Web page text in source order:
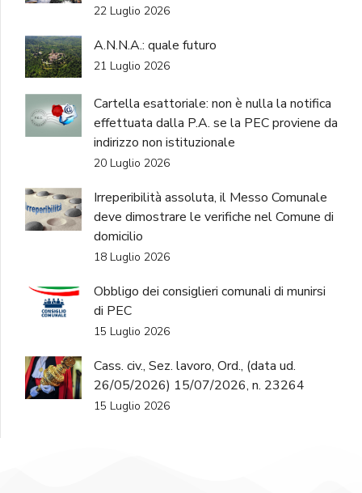
22 Luglio 2026
A.N.N.A.: quale futuro
21 Luglio 2026
Cartella esattoriale: non è nulla la notifica
effettuata dalla P.A. se la PEC proviene da
indirizzo non istituzionale
20 Luglio 2026
Irreperibilità assoluta, il Messo Comunale
deve dimostrare le verifiche nel Comune di
domicilio
18 Luglio 2026
Obbligo dei consiglieri comunali di munirsi
di PEC
15 Luglio 2026
Cass. civ., Sez. lavoro, Ord., (data ud.
26/05/2026) 15/07/2026, n. 23264
15 Luglio 2026